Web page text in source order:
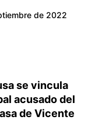
de 2022
se vincula
acusado del
de Vicente